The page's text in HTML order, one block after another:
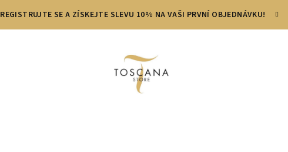
REGISTRUJTE SE A ZÍSKEJTE SLEVU 10% NA VAŠI PRVNÍ OBJEDNÁVKU!